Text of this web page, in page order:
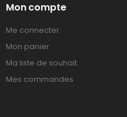
Mon compte
Me connecter
Mon panier
Ma liste de souhait
Mes commandes